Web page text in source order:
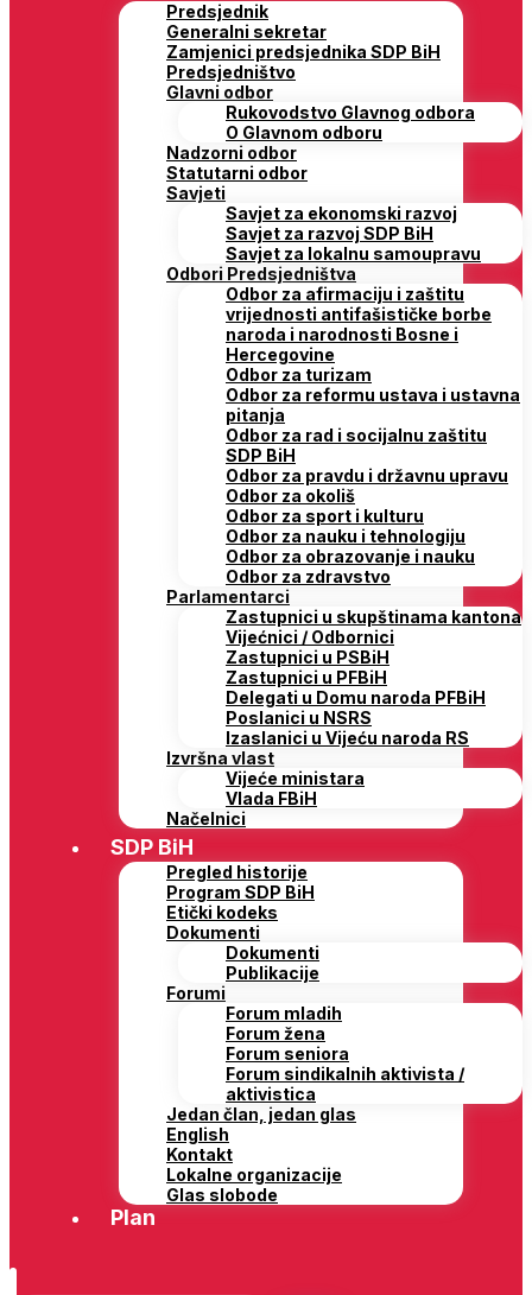
Predsjednik
Generalni sekretar
Zamjenici predsjednika SDP BiH
Predsjedništvo
Glavni odbor
Rukovodstvo Glavnog odbora
O Glavnom odboru
Nadzorni odbor
Statutarni odbor
Savjeti
Savjet za ekonomski razvoj
Savjet za razvoj SDP BiH
Savjet za lokalnu samoupravu
Odbori Predsjedništva
Odbor za afirmaciju i zaštitu
vrijednosti antifašističke borbe
naroda i narodnosti Bosne i
Hercegovine
Odbor za turizam
Odbor za reformu ustava i ustavna
pitanja
Odbor za rad i socijalnu zaštitu
SDP BiH
Odbor za pravdu i državnu upravu
Odbor za okoliš
Odbor za sport i kulturu
Odbor za nauku i tehnologiju
Odbor za obrazovanje i nauku
Odbor za zdravstvo
Parlamentarci
Zastupnici u skupštinama kantona
Vijećnici / Odbornici
Zastupnici u PSBiH
Zastupnici u PFBiH
Delegati u Domu naroda PFBiH
Poslanici u NSRS
Izaslanici u Vijeću naroda RS
Izvršna vlast
Vijeće ministara
Vlada FBiH
Načelnici
SDP BiH
Pregled historije
Program SDP BiH
Etički kodeks
Dokumenti
Dokumenti
Publikacije
Forumi
Forum mladih
Forum žena
Forum seniora
Forum sindikalnih aktivista /
aktivistica
Jedan član, jedan glas
English
Kontakt
Lokalne organizacije
Glas slobode
Plan